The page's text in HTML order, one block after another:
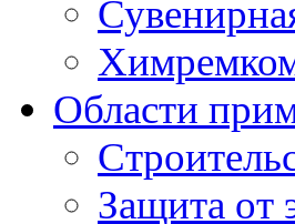
Области
Защита от